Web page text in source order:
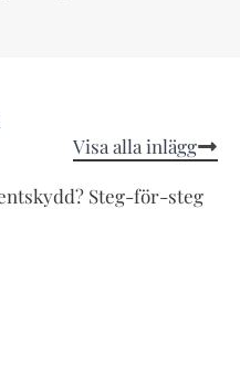
Visa alla inlägg